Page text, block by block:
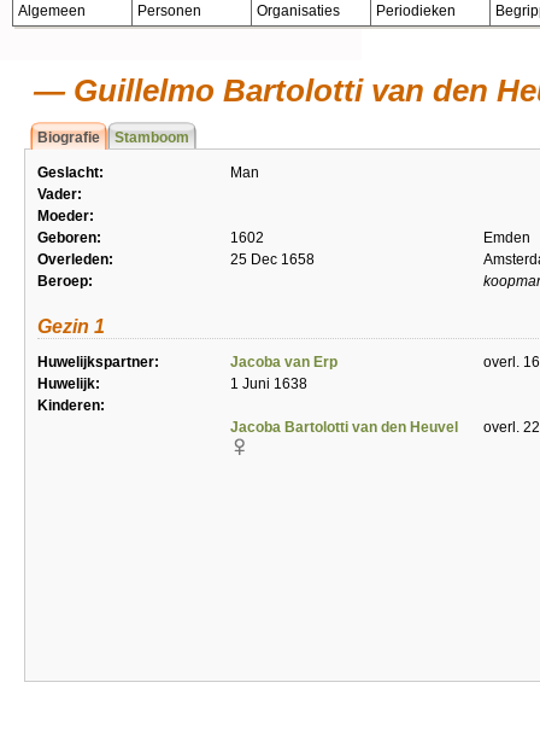
Algemeen Personen Organisaties Periodieken
Guillelmo Bartolotti van den
Biografie Stamboom
Geslacht:
Man
Vader:
Moeder:
Geboren:
1602
Emden
Overleden:
25 Dec 1658
Beroep:
Gezin 1
Huwelijkspartner: Jacoba van Erp
overl.
Huwelijk:
1 Juni 1638
Kinderen:
Jacoba Bartolotti van den Heuvel
overl.